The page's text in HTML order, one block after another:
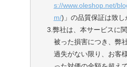
s://www.oleshop.net/
m/)」の品質保証は致し
3.弊社は、本サービスに
被った損害につき、弊
過失がない限り、お客